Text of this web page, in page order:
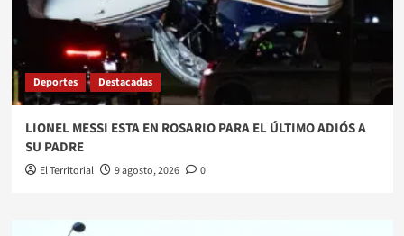
Deportes Destacadas
LIONEL MESSI ESTA EN ROSARIO PARA EL ÚLTIMO ADIÓS A
SU PADRE
El Territorial 9 agosto, 2026 0